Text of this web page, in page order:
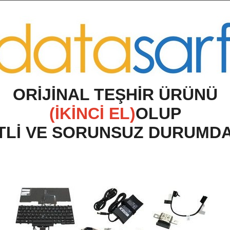
ORİJİNAL TEŞHİR ÜRÜNÜ
(İKİNCİ EL)OLUP
VE SORUNSUZ